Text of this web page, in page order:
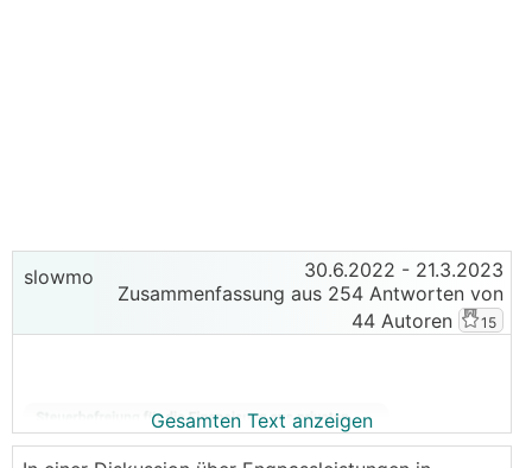
slowmo 30.6.2022 - 21.3.2023
Zusammenfassung aus 254 Antworten von
44 Autoren
15
Gesamten Text anzeigen